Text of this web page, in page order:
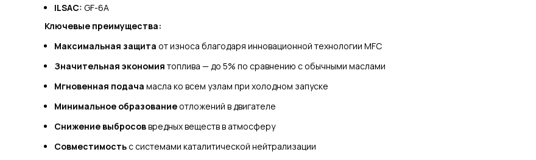
ILSAC: GF-6A
Ключевые преимущества:
Максимальная защита от износа благодаря инновационной технологии MFC
Значительная экономия топлива — до 5% по сравнению с обычными маслами
Мгновенная подача масла ко всем узлам при холодном запуске
Минимальное образованиеотложений в двигателе
Снижение выбросоввредных веществ в атмосферу
Совместимостьс системами каталитической нейтрализации